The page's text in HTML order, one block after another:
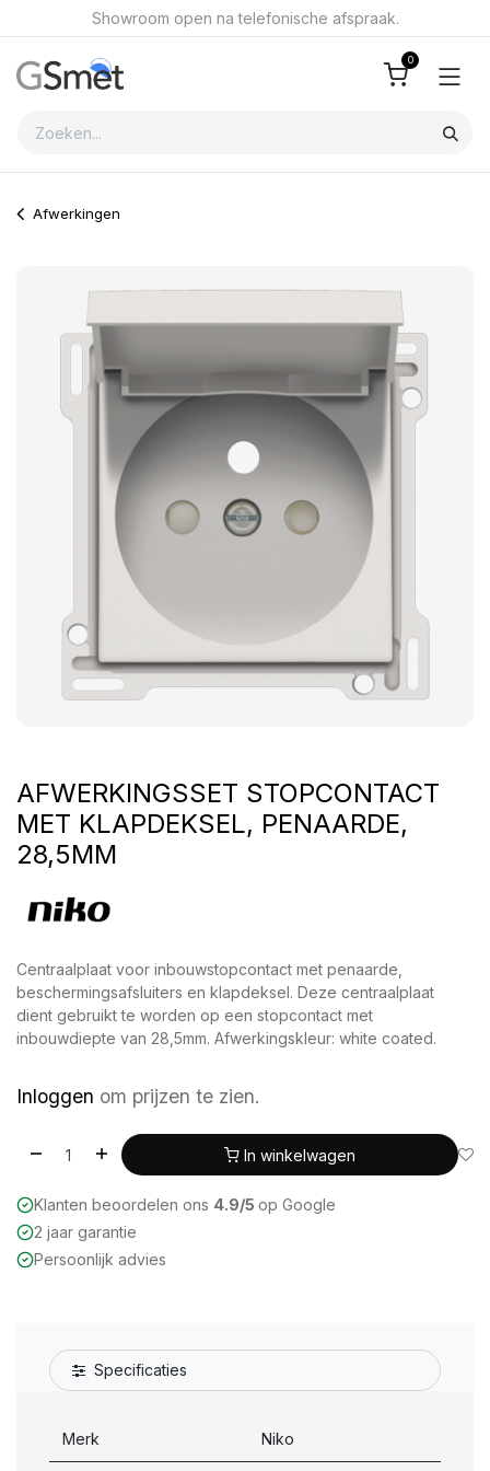
Overslaan naar inhoudShowroom open na telefonische afspraak.
0
Afwerkingen
AFWERKINGSSET STOPCONTACT
MET KLAPDEKSEL, PENAARDE,
28,5MM
Centraalplaat voor inbouwstopcontact met penaarde,
beschermingsafsluiters en klapdeksel. Deze centraalplaat
dient gebruikt te worden op een stopcontact met
inbouwdiepte van 28,5mm. Afwerkingskleur: white coated.
Inloggen om prijzen te zien.
In winkelwagen
Klanten beoordelen ons 4.9/5 op Google
2 jaar garantie
Persoonlijk advies
Specificaties
Merk Niko